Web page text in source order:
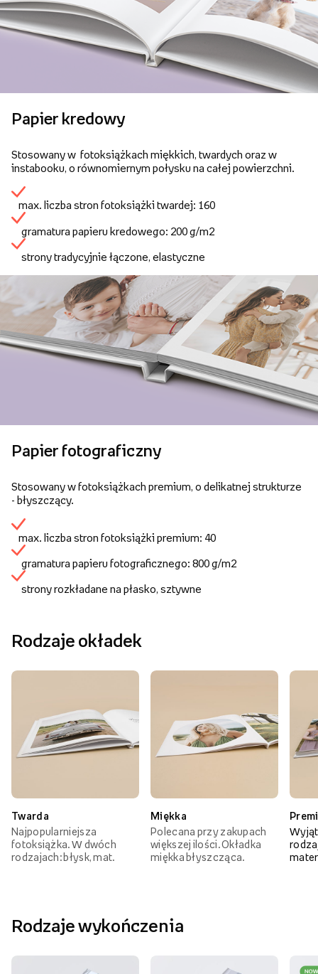
Papier kredowy
Stosowany w fotoksiążkach miękkich, twardych oraz w
instabooku, o równomiernym połysku na całej powierzchni.
max. liczba stron fotoksiążki twardej: 160
gramatura papieru kredowego: 200 g/m2
strony tradycyjnie łączone, elastyczne
Papier fotograficzny
Stosowany w fotoksiążkach premium, o delikatnej strukturze
- błyszczący.
max. liczba stron fotoksiążki premium: 40
gramatura papieru fotograficznego: 800 g/m2
strony rozkładane na płasko, sztywne
Rodzaje okładek
Twarda
Najpopularniejsza
fotoksiążka. W dwóch
rodzajach: błysk, mat.
Miękka
Polecana przy zakupach
większej ilości. Okładka
miękka błyszcząca.
Rodzaje wykończenia